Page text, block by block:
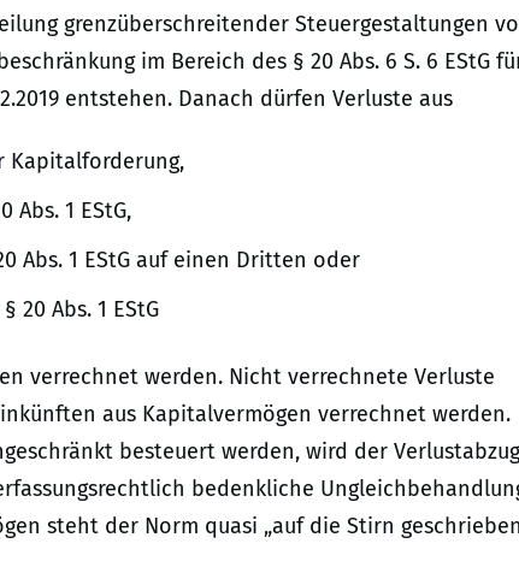
grenzüberschreitender Steuergestaltungen
im Bereich des § 20 Abs. 6 S. 6 EStG
entstehen. Danach dürfen Verluste aus
Kapitalforderung,
1 EStG,
Abs. 1 EStG auf einen Dritten oder
20 Abs. 1 EStG
verrechnet werden. Nicht verrechnete Verluste
aus Kapitalvermögen verrechnet werden.
besteuert werden, wird der Verlustabzug
bedenkliche
steht der Norm quasi „auf die Stirn